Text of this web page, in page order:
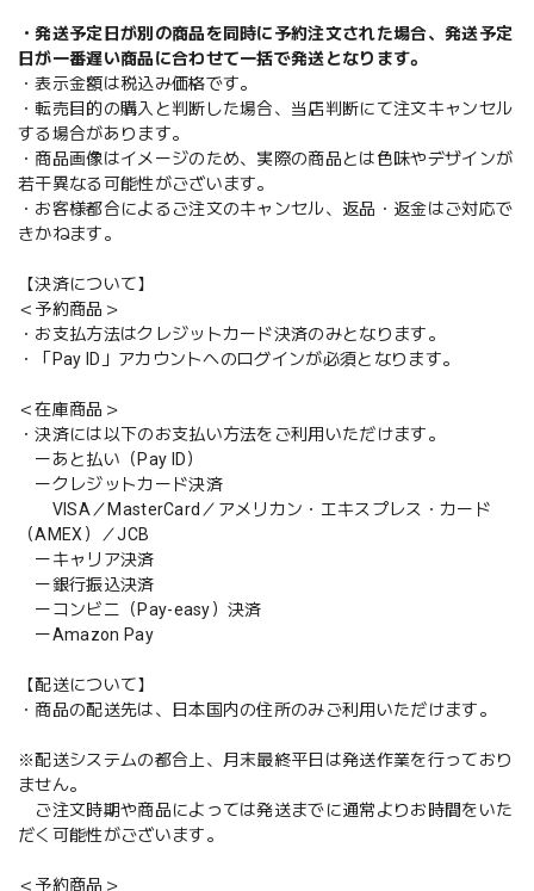
・発送予定日が別の商品を同時に予約注文された場合、発送予定
日が一番遅い商品に合わせて一括で発送となります。
・表示金額は税込み価格です。
・転売目的の購入と判断した場合、当店判断にて注文キャンセル
する場合があります。
・商品画像はイメージのため、実際の商品とは色味やデザインが
若干異なる可能性がございます。
・お客様都合によるご注文のキャンセル、返品・返金はご対応で
きかねます。
【決済について】
＜予約商品＞
・お支払方法はクレジットカード決済のみとなります。
・「Pay ID」アカウントへのログインが必須となります。
＜在庫商品＞
・決済には以下のお支払い方法をご利用いただけます。
ーあと払い（Pay ID）
ークレジットカード決済
VISA／MasterCard／アメリカン・エキスプレス・カード
（AMEX）／JCB
ーキャリア決済
ー銀行振込決済
ーコンビニ（Pay-easy）決済
ーAmazon Pay
【配送について】
・商品の配送先は、日本国内の住所のみご利用いただけます。
※配送システムの都合上、月末最終平日は発送作業を行っており
ません。
ご注文時期や商品によっては発送までに通常よりお時間をいた
だく可能性がございます。
＜予約商品＞